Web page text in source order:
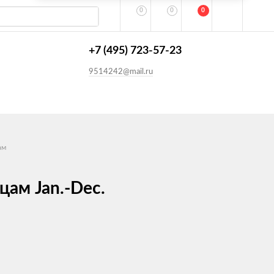
0 0 0
+7 (495) 723-57-23
9514242@mail.ru
Jan.-Dec.